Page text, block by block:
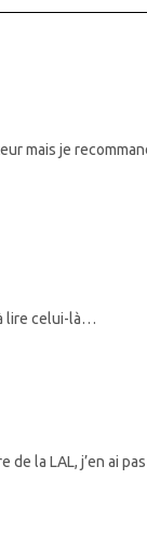
mais je
lire celui-là…
de la LAL, j’en ai